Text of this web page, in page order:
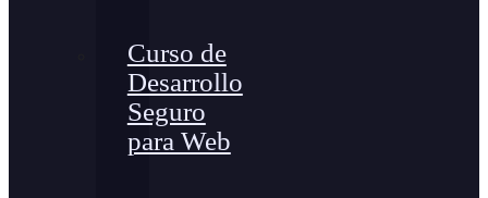
Curso de
Desarrollo
Seguro
para Web